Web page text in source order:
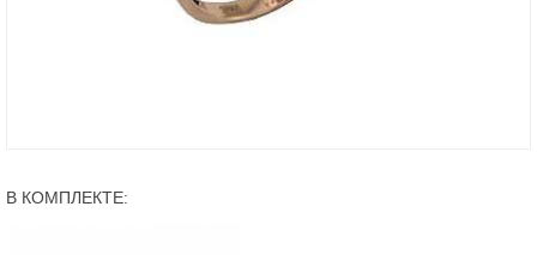
В КОМПЛЕКТЕ: